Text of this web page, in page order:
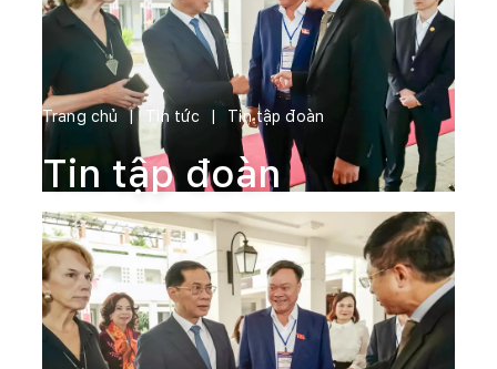
Trang chủ Tin tức Tin tập đoàn
Tin tập đoàn